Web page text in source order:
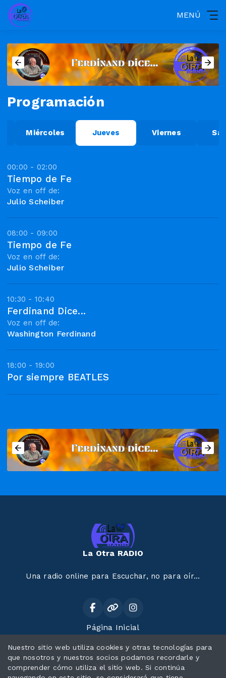
MENÚ
Programación
Miércoles Jueves Viernes
00:00 - 02:00
Tiempo de Fe
Voz en off de:
Julio Scheiber
08:00 - 09:00
Tiempo de Fe
Voz en off de:
Julio Scheiber
10:30 - 10:40
Ferdinand Dice...
Voz en off de:
Washington Ferdinand
18:00 - 19:00
Por siempre BEATLES
La Otra RADIO
Una radio online para Escuchar, no para oír...
Página Inicial
Programación
Mensajes
Nuestro sitio web utiliza cookies y otras tecnologías para
que nosotros y nuestros socios podamos recordarle y
comprender cómo utiliza el sitio web. Si continúa